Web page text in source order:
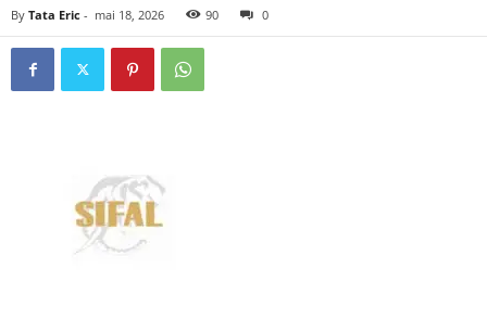
By Tata Eric - mai 18, 2026 90 0